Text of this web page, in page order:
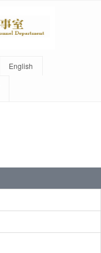
English